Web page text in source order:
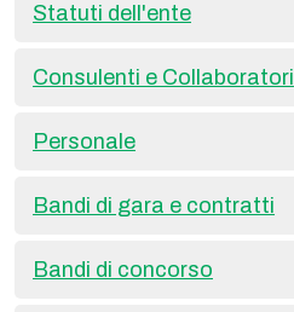
Statuti dell'ente
Consulenti e Collaboratori
Personale
Bandi di gara e contratti
Bandi di concorso